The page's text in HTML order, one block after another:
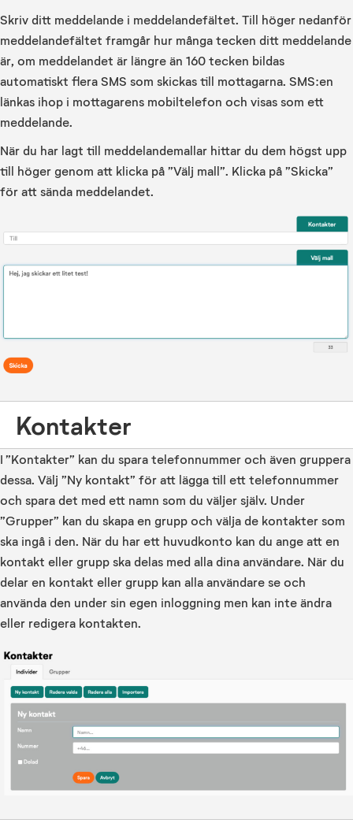
Skriv ditt meddelande i meddelandefältet. Till höger nedanför
meddelandefältet framgår hur många tecken ditt meddelande
är, om meddelandet är längre än 160 tecken bildas
automatiskt flera SMS som skickas till mottagarna. SMS:en
länkas ihop i mottagarens mobiltelefon och visas som ett
meddelande.
När du har lagt till meddelandemallar hittar du dem högst upp
till höger genom att klicka på ”Välj mall”. Klicka på ”Skicka”
för att sända meddelandet.
Kontakter
I ”Kontakter” kan du spara telefonnummer och även gruppera
dessa. Välj ”Ny kontakt” för att lägga till ett telefonnummer
och spara det med ett namn som du väljer själv. Under
”Grupper” kan du skapa en grupp och välja de kontakter som
ska ingå i den. När du har ett huvudkonto kan du ange att en
kontakt eller grupp ska delas med alla dina användare. När du
delar en kontakt eller grupp kan alla användare se och
använda den under sin egen inloggning men kan inte ändra
eller redigera kontakten.